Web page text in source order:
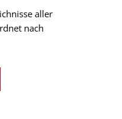
aller
nach